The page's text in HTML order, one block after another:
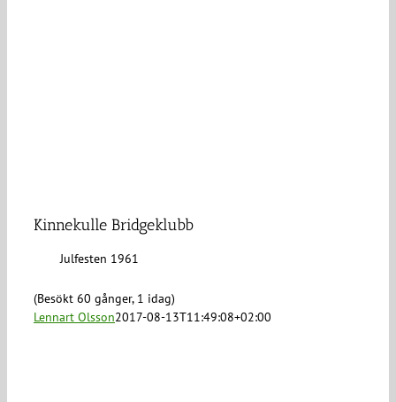
Kinnekulle Bridgeklubb
Julfesten 1961
(Besökt 60 gånger, 1 idag)
Lennart Olsson2017-08-13T11:49:08+02:00